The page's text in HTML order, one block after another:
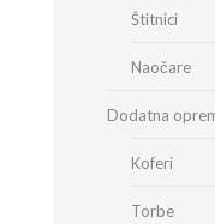
Štitnici
Naočare
Dodatna
Koferi
Torbe